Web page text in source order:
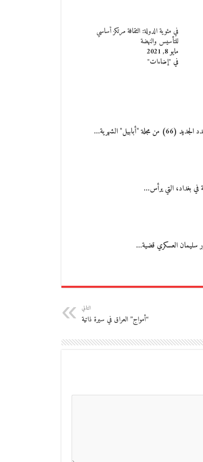
في مئوية الدولة: الثقافة مرتكز أساسي
للتأسيس والنهضة
مايو 8, 2021
في "إضاءات"
التالي
“أمواج” العراق في سيرة ذاتية